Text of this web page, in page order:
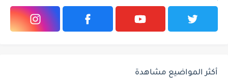
أكثر المواضيع مشاهدة